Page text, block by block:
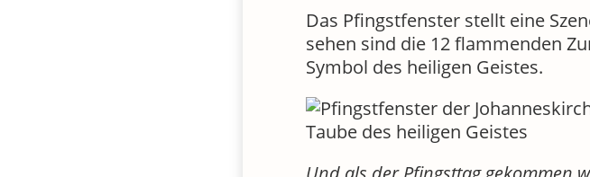
Das Pfingstfenster stellt eine
sehen sind die 12 flammenden
Symbol des heiligen Geistes.